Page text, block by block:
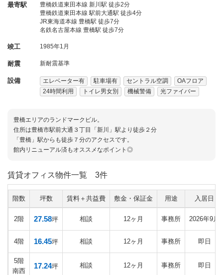
最寄駅
豊橋鉄道東田本線 新川駅 徒歩2分
豊橋鉄道東田本線 駅前大通駅 徒歩4分
JR東海道本線 豊橋駅 徒歩7分
名鉄名古屋本線 豊橋駅 徒歩7分
竣工 1985年1月
耐震 新耐震基準
設備 エレベーター有 駐車場有 セントラル空調
OAフロア
24時間利用
トイレ男女別 機械警備 光ファイバー
豊橋エリアのランドマークビル。
住所は豊橋市駅前大通３丁目「新川」駅より徒歩２分
「豊橋」駅からも徒歩７分のアクセスです。
館内リニューアル済もオススメなポイント◎
賃貸オフィス物件一覧 3件
階数 坪数 賃料＋共益費 敷金・保証金 用途 入居日
2階 27.58坪 相談 12ヶ月 事務所 2026年9月
4階 16.45坪 相談 12ヶ月 事務所 即日
5階
南西
17.24坪 相談 12ヶ月 事務所 即日